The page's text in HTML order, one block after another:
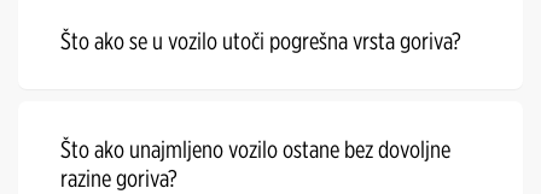
Što ako se u vozilo utoči pogrešna vrsta goriva?
Što ako unajmljeno vozilo ostane bez dovoljne
razine goriva?